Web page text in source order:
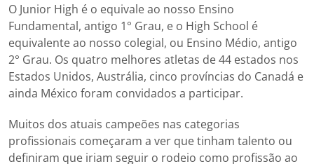
O Junior High é o equivale ao nosso Ensino
Fundamental, antigo 1° Grau, e o High School é
equivalente ao nosso colegial, ou Ensino Médio, antigo
2° Grau. Os quatro melhores atletas de 44 estados nos
Estados Unidos, Austrália, cinco províncias do Canadá e
ainda México foram convidados a participar.
Muitos dos atuais campeões nas categorias
profissionais começaram a ver que tinham talento ou
definiram que iriam seguir o rodeio como profissão ao